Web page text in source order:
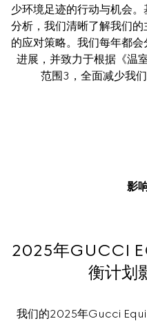
少环境足迹的行动与机会
分析，我们清晰了解我们
的应对策略。我们每年都
进展，并致力于根据《温
范围3，全面减少我
影
2025年GUCCI
衡计划
我们的2025年Gucci